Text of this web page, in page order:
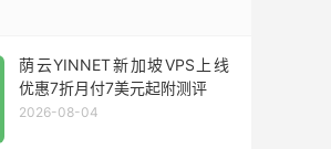
荫云YINNET新加坡VPS上线
优惠7折月付7美元起附测评
2026-08-04